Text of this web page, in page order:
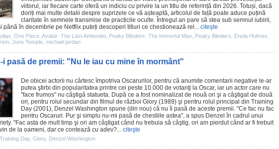
viitorul, iar fiecare carte oferă un indiciu cu privire la un titlu de referință din 2026. Totuși, dacă
doriți mai multe detalii despre suprizele ce vă așteaptă, articolul de față poate aduce puțină
claritate în semnele transmise de practicile oculte. Întregul an pare să stea sub semnul iubirii,
până în decembrie pe Netflix puteți descoperi titluri ce chestionează rel... citeşte
One Piece Avatar: The Last Airbender, Peaky Blinders: The Immortal Man Peaky Blinders Enola Holmes
Juno Temple michael jordan
i pasă de premii: "Nu le iau cu mine în mormânt"
De obicei actorii nu cârtesc împotriva Oscarurilor, pentru că anumite comentarii negative le-ar
putea ştirbi din popularitatea printre cei peste 10.000 de votanţi la Oscar, iar un actor care nu
"face frumos" nu câştigă statueta. După ce a fost nominalizat de nouă ori şi a câştigat de două
ori, pentru rolul secundar din filmul de război Glory (1989) şi pentru rolul principal din Training
Day (2001), Denzel Washington spune (din nou) că nu îi pasă de aceste premii. "Ce fac nu fac
pentru Oscaruri. Pur şi simplu nu-mi pasă de chestiile astea", a spus Denzel în cadrul unui
"Fac asta de mult timp şi ori am câştigat când nu trebuia să câştig, ori am pierdut când ar fi trebuit
vin de la oameni, dar ce contează cu adev?... citeşte
Training Day, Glory, Denzel Washington